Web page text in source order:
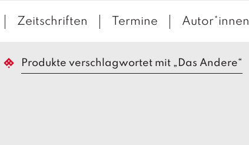
Zeitschriften Termine Autor*innen
Produkte verschlagwortet mit „Das Andere“